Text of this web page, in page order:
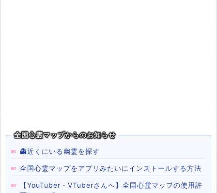
全国心霊マップからのお知らせ
👻近くにいる幽霊を探す
全国心霊マップをアプリみたいにインストールする方法
【YouTuber・VTuberさんへ】全国心霊マップの使用許